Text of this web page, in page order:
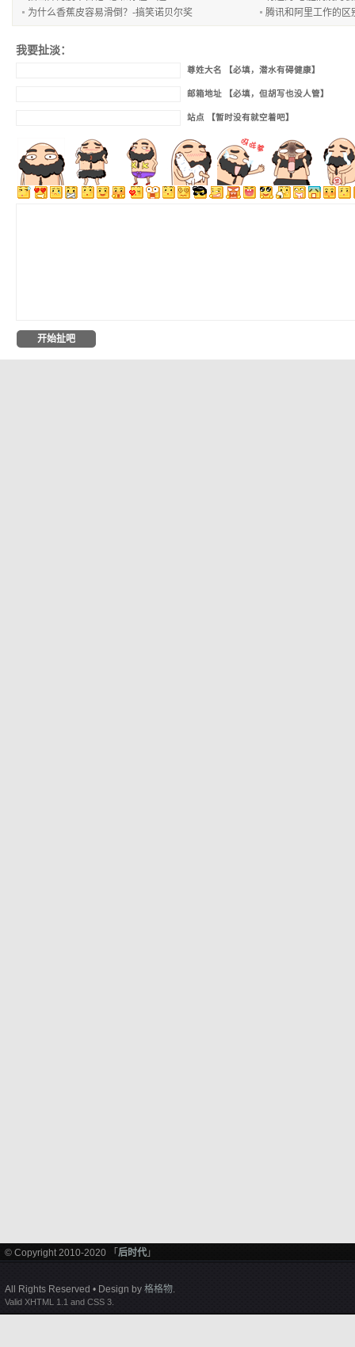
为什么香蕉皮容易滑倒？-搞笑诺贝尔奖
腾讯和阿里工作的区
我要扯淡：
尊姓大名 【必填，潜水有碍健康】
邮箱地址 【必填，但胡写也没人管】
站点 【暂时没有就空着吧】
© Copyright 2010-2020 「 后时代 」
All Rights Reserved • Design by 格格物.
Valid XHTML 1.1 and CSS 3.